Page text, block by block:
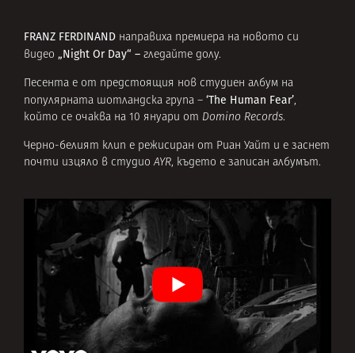
FRANZ FERDINAND направиха премиера на новото си
видео „Night Or Day“ – гледайте долу.
Песента е от предстоящия нов студиен албум на
популярната шотландска група – ‘The Human Fear’,
който се очаква на 10 януари от Domino Records.
Черно-белият клип е режисиран от Риан Уайт и е заснет
почти изцяло в студио AYR, където е записан албумът.